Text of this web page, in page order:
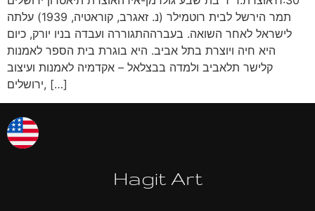
תמר הירשל לבית רוטמילר (נ. זאגרב, קוראטיה, 1939) עלתה
לישראל לאחר השואה. בעברההתגוררה ועבדה בניו יורק, כיום
היא חיה ויוצרת בתל אביב. היא בוגרת בית הספר לאמנות
קלישר תלאביב ולמדה בבצלאל – אקדמיה לאמנות ועיצוב
ירושלים, […]
Hagit Art